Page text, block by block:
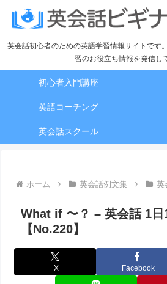
英会話初心者のための英語学習情報サイトです
習のお役立ち情報を発信し
初心者入門講座
英語コーチング
英会話スクール
ホーム 英会話例文集 英
What if 〜？ – 英会話 1日
【No.220】
X Facebook